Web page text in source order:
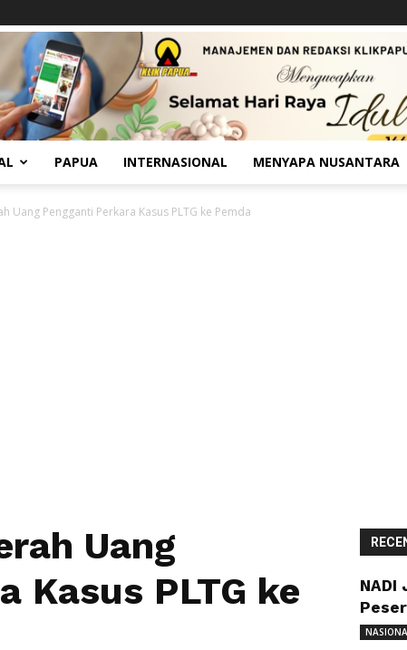
PAPUA INTERNASIONAL MENYAPA NUSANTARA
Uang Pengganti Perkara Kasus PLTG ke Pemda
Uang
Kasus PLTG ke
NADI